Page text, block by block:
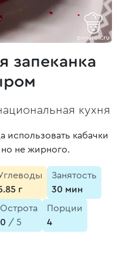
запеканка
кухня
использовать кабачки
не жирного.
г
Занятость
30 мин
Острота
0 / 5
Порции
4